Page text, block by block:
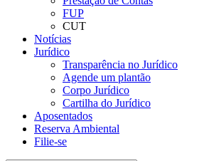
FUP
CUT
Notícias
Jurídico
Transparência no Jurídico
Agende um plantão
Corpo Jurídico
Cartilha do Jurídico
Aposentados
Reserva Ambiental
Filie-se